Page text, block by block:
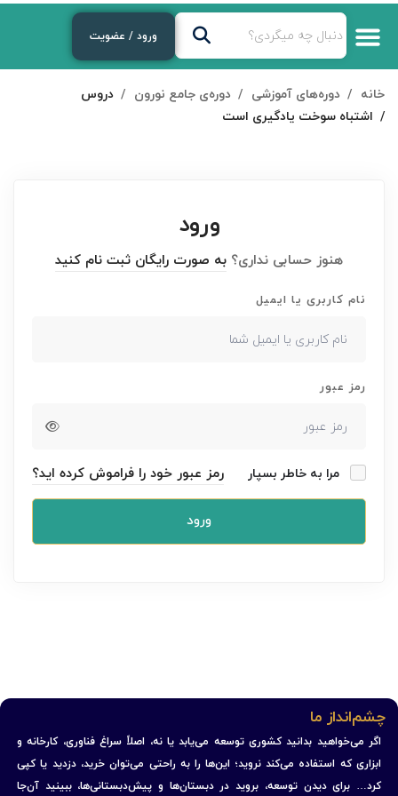
ورود / عضویت
خانه دوره‌های آموزشی دوره‌ی جامع نورون
دروس
اشتباه سوخت یادگیری است
ورود
هنوز حسابی نداری؟ به صورت رایگان ثبت نام کنید
نام کاربری یا ایمیل
رمز عبور
مرا به خاطر بسپار رمز عبور خود را فراموش کرده اید؟
ورود
چشم‌انداز ما
اگر می‌خواهید بدانید کشوری توسعه می‌یابد یا نه، اصلاً سراغ فناوری، کارخانه و
ابزاری که استفاده می‌کند نروید؛ این‌ها را به راحتی می‌توان خرید، دزدید یا کپی
کرد… برای دیدن توسعه، بروید در دبستان‌ها و پیش‌دبستانی‌ها، ببینید آن‌جا